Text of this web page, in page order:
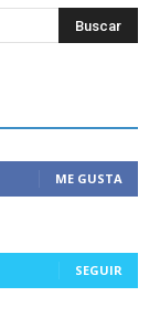
ME GUSTA
SEGUIR